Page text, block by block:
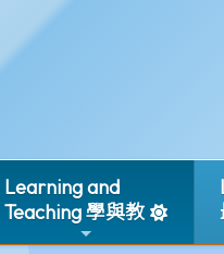
Learning and
Teaching 學與教